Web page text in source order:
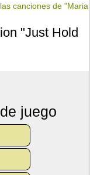
canciones de "Maria
"Just Hold
juego